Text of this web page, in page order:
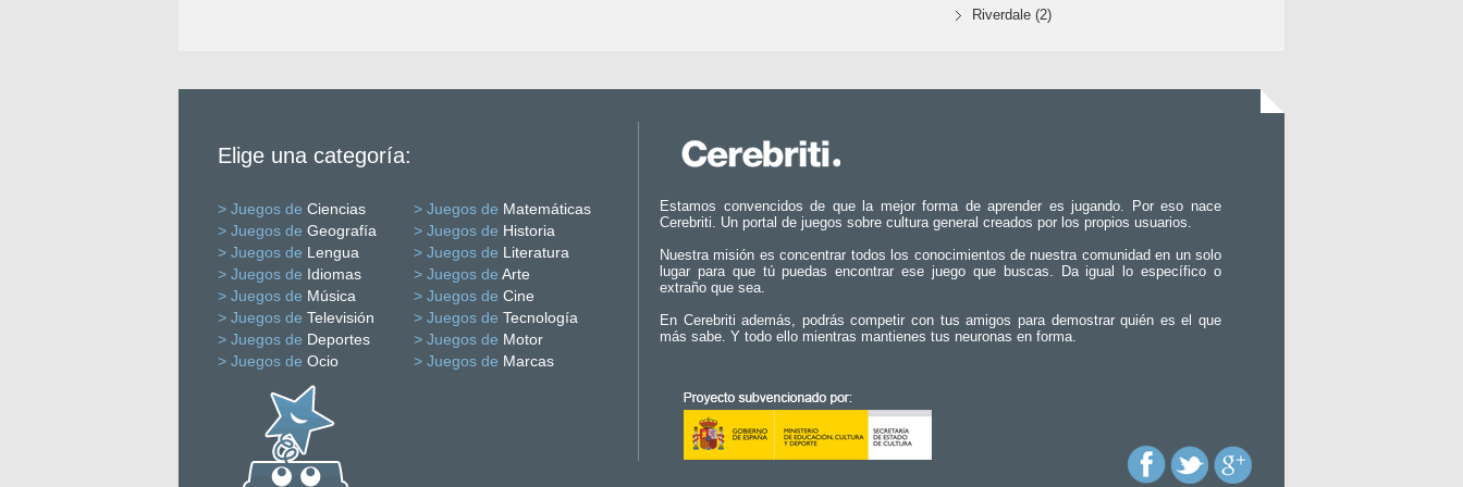
Riverdale (2)
Elige una categoría:
> Juegos de Ciencias > Juegos de Matemáticas
> Juegos de Geografía > Juegos de Historia
> Juegos de Lengua > Juegos de Literatura
> Juegos de Idiomas > Juegos de Arte
> Juegos de Música > Juegos de Cine
> Juegos de Televisión > Juegos de Tecnología
> Juegos de Deportes > Juegos de Motor
> Juegos de Ocio > Juegos de Marcas
Estamos convencidos de que la mejor forma de aprender es jugando. Por eso nace
Cerebriti. Un portal de juegos sobre cultura general creados por los propios usuarios.
Nuestra misión es concentrar todos los conocimientos de nuestra comunidad en un solo
lugar para que tú puedas encontrar ese juego que buscas. Da igual lo específico o
extraño que sea.
En Cerebriti además, podrás competir con tus amigos para demostrar quién es el que
más sabe. Y todo ello mientras mantienes tus neuronas en forma.